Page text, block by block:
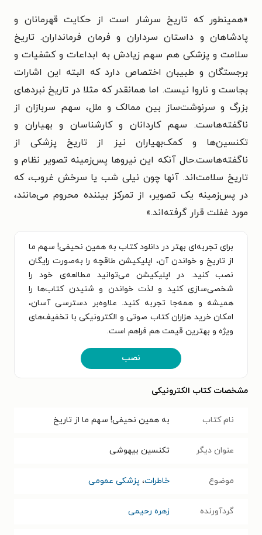
«همینطور که تاریخ سرشار است از حکایت قهرمانان و
پادشاهان و داستان سرداران و فرمان فرمانداران. تاریخ
سلامت و پزشکی هم سهم زیادش به ابداعات و کشفیات و
برجستگان و طبیبان اختصاص دارد که البته این اشارات
بجاست و ناروا نیست. اما همانقدر که مثلا در تاریخ نبردهای
بزرگ و سرنوشت‌ساز بین ممالک و ملل، سهم سربازان از
ناگفته‌هاست. سهم کاردانان و کارشناسان و بهیاران و
تکنسین‌ها و کمک‌بهیاران نیز از تاریخ پزشکی از
ناگفته‌هاست.حال‌ آنکه این نیروها پس‌زمینه تصویر نظام و
تاریخ سلامت‌اند. آنها چون نیلی شب یا سرخش غروب، که
در پس‌زمینه یک تصویر، از تمرکز بیننده محروم می‌مانند،
مورد غفلت قرار گرفته‌اند.»
برای تجربه‌ای بهتر در دانلود کتاب به همین نحیفی! سهم ما
از تاریخ و خواندن آن، اپلیکیشن طاقچه را به‌صورت رایگان
نصب کنید. در اپلیکیشن می‌توانید مطالعه‌ی خود را
شخصی‌سازی کنید و لذت خواندن و شنیدن کتاب‌ها را
همیشه و همه‌جا تجربه کنید. علاوه‌بر دسترسی آسان،
امکان خرید هزاران کتاب صوتی و الکترونیکی با تخفیف‌های
ویژه و بهترین قیمت هم فراهم است.
نصب
مشخصات کتاب الکترونیکی
نام کتاب به همین نحیفی! سهم ما از تاریخ
عنوان دیگر تکنسین بیهوشی
موضوع خاطرات، پزشکی عمومی
گردآورنده زهره رحیمی